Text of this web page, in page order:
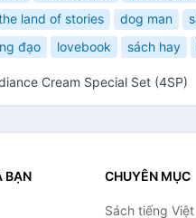
land of stories dog man
đạo lovebook sách hay
Cream Special Set (4SP)
BẠN CHUYÊN MỤC
Sách tiếng Việt